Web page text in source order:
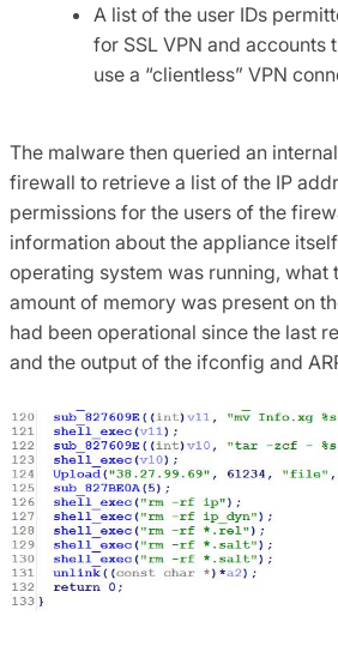
A list of the user IDs
for SSL VPN and accounts
use a “clientless” VPN
The malware then queried an
firewall to retrieve a list of the IP
permissions for the users of the
information about the appliance
operating system was running, what
amount of memory was present on
had been operational since the last
and the output of the ifconfig and